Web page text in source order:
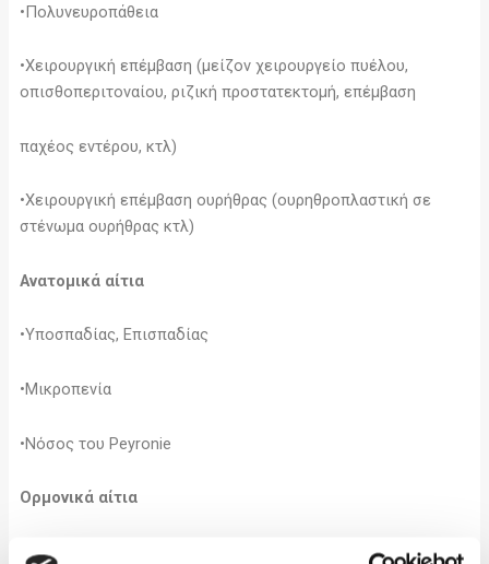
•Πολυνευροπάθεια
•Χειρουργική επέμβαση (μείζον χειρουργείο πυέλου,
οπισθοπεριτοναίου, ριζική προστατεκτομή, επέμβαση
παχέος εντέρου, κτλ)
•Χειρουργική επέμβαση ουρήθρας (ουρηθροπλαστική σε
στένωμα ουρήθρας κτλ)
Ανατομικά αίτια
•Υποσπαδίας, Επισπαδίας
•Μικροπενία
•Νόσος του Peyronie
Ορμονικά αίτια
•Υπογοναδισμός